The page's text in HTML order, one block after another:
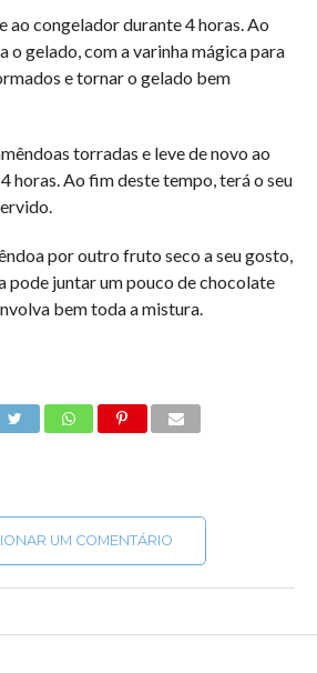
ao congelador durante 4 horas. Ao
o gelado, com a varinha mágica para
e tornar o gelado bem
torradas e leve de novo ao
horas. Ao fim deste tempo, terá o seu
por outro fruto seco a seu gosto,
pode juntar um pouco de chocolate
bem toda a mistura.
UM COMENTÁRIO